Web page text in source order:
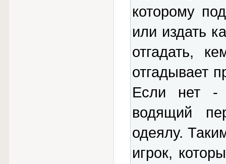
которому
или издать
отгадать,
отгадывает
Если нет -
водящий
одеялу.
игрок,